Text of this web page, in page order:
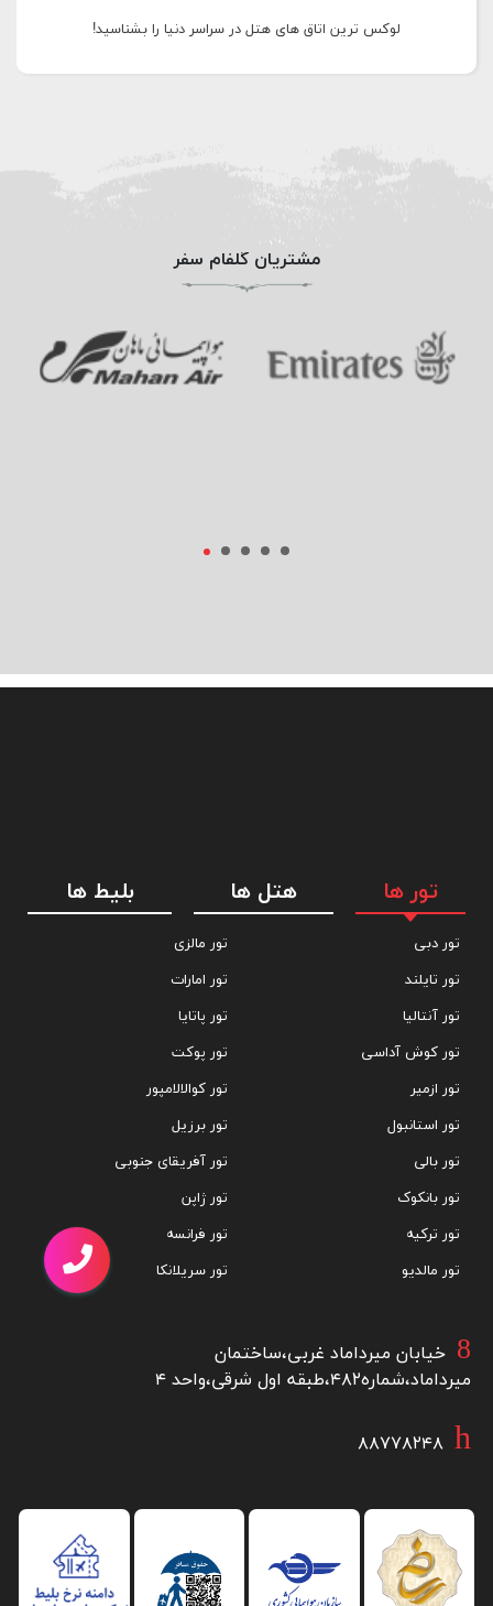
لوکس ترین اتاق های هتل در سراسر دنیا را بشناسید!
مشتریان گلفام سفر
تور ها هتل ها بلیط ها
تور دبی
تور تایلند
تور آنتالیا
تور کوش آداسی
تور ازمیر
تور استانبول
تور بالی
تور بانکوک
تور ترکیه
تور مالدیو
تور مالزی
تور امارات
تور پاتایا
تور پوکت
تور کوالالامپور
تور برزیل
تور آفریقای جنوبی
تور ژاپن
تور فرانسه
تور سریلانکا
خیابان میرداماد غربی،ساختمان
میرداماد،شماره۴۸۲،طبقه اول شرقی،واحد ۴